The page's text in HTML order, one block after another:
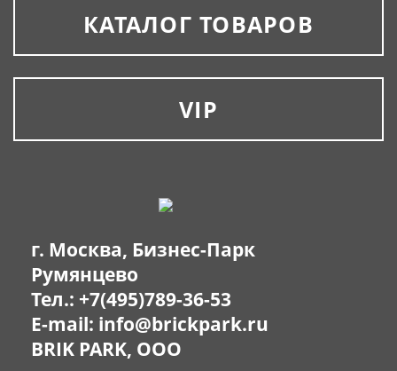
КАТАЛОГ ТОВАРОВ
VIP
г. Москва, Бизнес-Парк
Румянцево
Тел.: +7(495)789-36-53
E-mail: info@brickpark.ru
BRIK PARK, OOO